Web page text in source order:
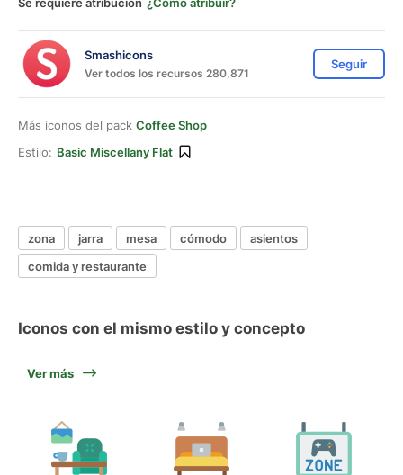
Smashicons
Ver todos los recursos 280,871
Seguir
Más iconos del pack Coffee Shop
Estilo: Basic Miscellany Flat
zona jarra mesa cómodo
asientos
comida y restaurante
Iconos con el mismo estilo y concepto
Ver más